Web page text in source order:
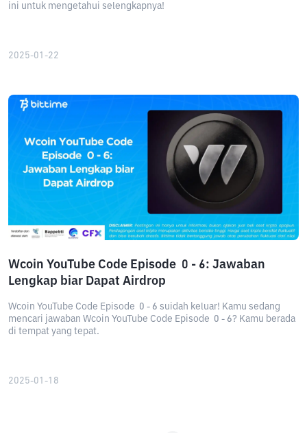
ini untuk mengetahui selengkapnya!
2025-01-22
Wcoin YouTube Code Episode 0 - 6: Jawaban
Lengkap biar Dapat Airdrop
Wcoin YouTube Code Episode 0 - 6 suidah keluar! Kamu sedang
mencari jawaban Wcoin YouTube Code Episode 0 - 6? Kamu berada
di tempat yang tepat.
2025-01-18